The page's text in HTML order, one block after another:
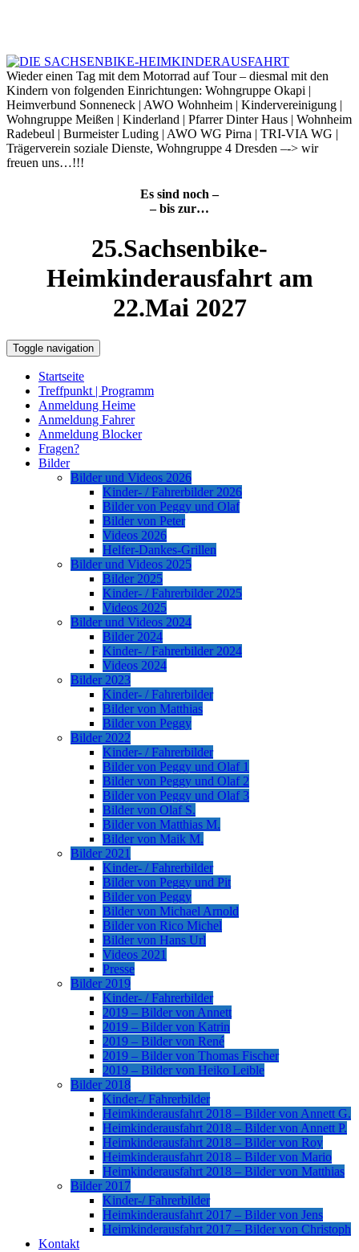
Wieder einen Tag mit dem Motorrad auf Tour – diesmal mit den
Kindern von folgenden Einrichtungen: Wohngruppe Okapi |
Heimverbund Sonneneck | AWO Wohnheim | Kindervereinigung |
Wohngruppe Meißen | Kinderland | Pfarrer Dinter Haus | Wohnheim
Radebeul | Burmeister Luding | AWO WG Pirna | TRI-VIA WG |
Trägerverein soziale Dienste, Wohngruppe 4 Dresden –-> wir
freuen uns…!!!
Es sind noch –
– bis zur…
25.Sachsenbike-
Heimkinderausfahrt am
22.Mai 2027
Toggle navigation
Startseite
Treffpunkt | Programm
Anmeldung Heime
Anmeldung Fahrer
Anmeldung Blocker
Fragen?
Bilder
Bilder und Videos 2026
Kinder- / Fahrerbilder 2026
Bilder von Peggy und Olaf
Bilder von Peter
Videos 2026
Helfer-Dankes-Grillen
Bilder und Videos 2025
Bilder 2025
Kinder- / Fahrerbilder 2025
Videos 2025
Bilder und Videos 2024
Bilder 2024
Kinder- / Fahrerbilder 2024
Videos 2024
Bilder 2023
Kinder- / Fahrerbilder
Bilder von Matthias
Bilder von Peggy
Bilder 2022
Kinder- / Fahrerbilder
Bilder von Peggy und Olaf 1
Bilder von Peggy und Olaf 2
Bilder von Peggy und Olaf 3
Bilder von Olaf S.
Bilder von Matthias M.
Bilder von Maik M.
Bilder 2021
Kinder- / Fahrerbilder
Bilder von Peggy und Pit
Bilder von Peggy
Bilder von Michael Arnold
Bilder von Rico Michel
Bilder von Hans Url
Videos 2021
Presse
Bilder 2019
Kinder- / Fahrerbilder
2019 – Bilder von Annett
2019 – Bilder von Katrin
2019 – Bilder von René
2019 – Bilder von Thomas Fischer
2019 – Bilder von Heiko Leible
Bilder 2018
Kinder-/ Fahrerbilder
Heimkinderausfahrt 2018 – Bilder von Annett G.
Heimkinderausfahrt 2018 – Bilder von Annett P.
Heimkinderausfahrt 2018 – Bilder von Roy
Heimkinderausfahrt 2018 – Bilder von Mario
Heimkinderausfahrt 2018 – Bilder von Matthias
Bilder 2017
Kinder-/ Fahrerbilder
Heimkinderausfahrt 2017 – Bilder von Jens
Heimkinderausfahrt 2017 – Bilder von Christoph
Kontakt